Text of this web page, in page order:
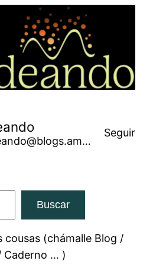
@ribadeando@blogs.amarinha.gal
Seguir
Buscar
cousas (chámalle Blog /
Caderno … )